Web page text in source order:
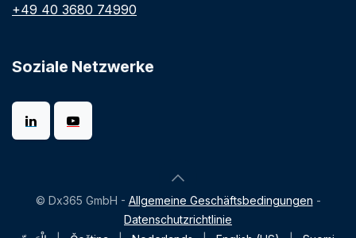
+49 40 3680 74990
Soziale Netzwerke
© Dx365 GmbH - Allgemeine Geschäftsbedingungen -
Datenschutzrichtlinie